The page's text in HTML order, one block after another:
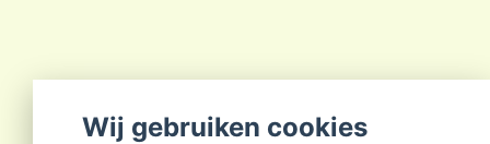
Wij gebruiken cookies